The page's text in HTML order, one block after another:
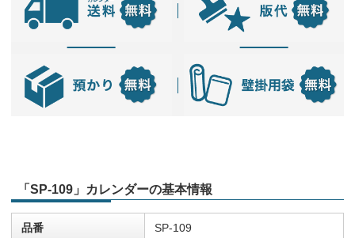
「SP-109」カレンダーの基本情報
品番 SP-109